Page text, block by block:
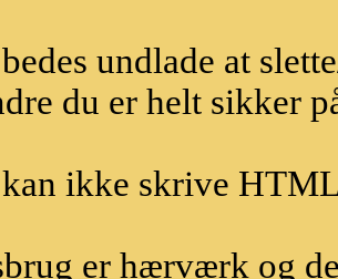
undlade at
du er helt sikker
ikke skrive
er hærværk og